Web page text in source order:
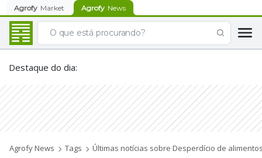
Agrofy Market Agrofy News
Destaque do dia:
Agrofy News Tags Últimas notícias sobre Desperdício de